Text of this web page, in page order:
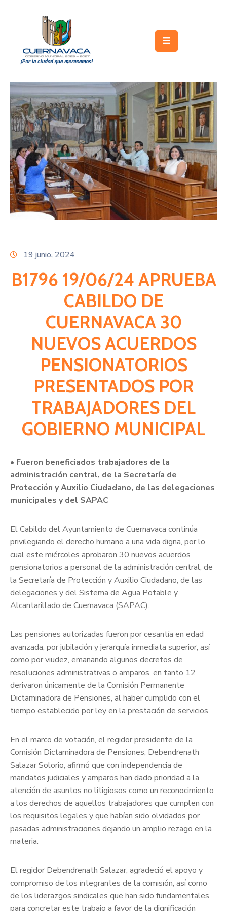
Gobierno
Turismo
Trámites
y
Servicios
Licitaciones
Transparencia
Directorio
19 junio, 2024
B1796 19/06/24 APRUEBA
CABILDO DE
CUERNAVACA 30
NUEVOS ACUERDOS
PENSIONATORIOS
PRESENTADOS POR
TRABAJADORES DEL
GOBIERNO MUNICIPAL
• Fueron beneficiados trabajadores de la
administración central, de la Secretaría de
Protección y Auxilio Ciudadano, de las delegaciones
municipales y del SAPAC
El Cabildo del Ayuntamiento de Cuernavaca continúa
privilegiando el derecho humano a una vida digna, por lo
cual este miércoles aprobaron 30 nuevos acuerdos
pensionatorios a personal de la administración central, de
la Secretaría de Protección y Auxilio Ciudadano, de las
delegaciones y del Sistema de Agua Potable y
Alcantarillado de Cuernavaca (SAPAC).
Las pensiones autorizadas fueron por cesantía en edad
avanzada, por jubilación y jerarquía inmediata superior, así
como por viudez, emanando algunos decretos de
resoluciones administrativas o amparos, en tanto 12
derivaron únicamente de la Comisión Permanente
Dictaminadora de Pensiones, al haber cumplido con el
tiempo establecido por ley en la prestación de servicios.
En el marco de votación, el regidor presidente de la
Comisión Dictaminadora de Pensiones, Debendrenath
Salazar Solorio, afirmó que con independencia de
mandatos judiciales y amparos han dado prioridad a la
atención de asuntos no litigiosos como un reconocimiento
a los derechos de aquellos trabajadores que cumplen con
los requisitos legales y que habían sido olvidados por
pasadas administraciones dejando un amplio rezago en la
materia.
El regidor Debendrenath Salazar, agradeció el apoyo y
compromiso de los integrantes de la comisión, así como
de los liderazgos sindicales que han sido fundamentales
para concretar este trabajo a favor de la dignificación